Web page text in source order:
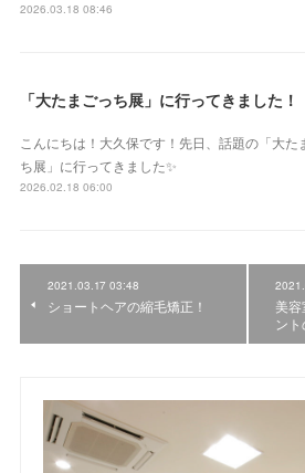
2026.03.18 08:46
「大たまごっち展」に行ってきました！
こんにちは！大久保です！先日、話題の「大た
ち展」に行ってきました✨
2026.02.18 06:00
2021.03.17 03:48
ショートヘアの縮毛矯正！
美
ン